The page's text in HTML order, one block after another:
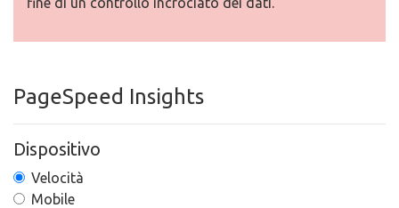
PageSpeed Insights
Dispositivo
Velocità
Mobile